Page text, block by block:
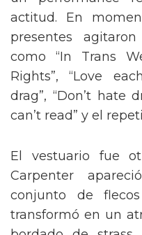
un performance
actitud. En
presentes
como “In Trans
Rights”, “Love
drag”, “Don’t hate
can’t read” y el
El vestuario fue
Carpenter
conjunto de
transformó en un